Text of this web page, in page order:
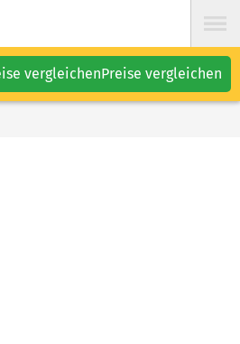
vergleichenPreise vergleichen